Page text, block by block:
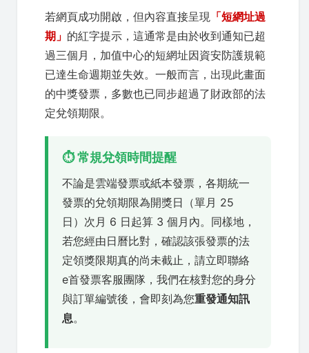
若網頁成功開啟，但內容直接呈現 「短網址過
期」 的紅字提示，這通常是由於收到通知已超
過三個月，加值中心的短網址因資安防護規範
已達生命週期並失效。一般而言，出現此畫面
的中獎發票，多數也已同步超過了財政部的法
定兌領期限。
⏱️ 常規兌領時間提醒
不論是雲端發票或紙本發票，各期統一
發票的兌領期限為開獎日（單月 25
日）次月 6 日起算 3 個月內。同樣地，
若您經由日曆比對，確認該張發票的法
定領獎限期真的尚未截止，請立即聯絡
e首發票客服團隊，我們在核對您的身分
與訂單編號後，會即刻為您重發通知訊
息。